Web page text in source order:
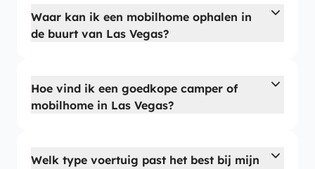
Waar kan ik een mobilhome ophalen in
de buurt van Las Vegas?
Hoe vind ik een goedkope camper of
mobilhome in Las Vegas?
Welk type voertuig past het best bij mijn